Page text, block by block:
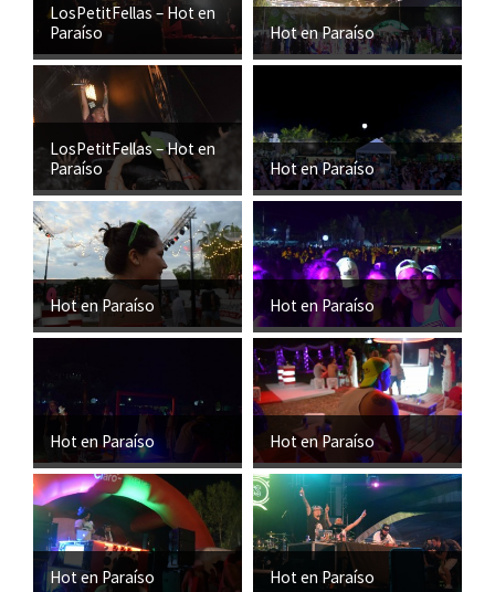
LosPetitFellas – Hot en
Paraíso
Hot en Paraíso
LosPetitFellas – Hot en
Paraíso
Hot en Paraíso
Hot en Paraíso Hot en Paraíso
Hot en Paraíso Hot en Paraíso
Hot en Paraíso Hot en Paraíso